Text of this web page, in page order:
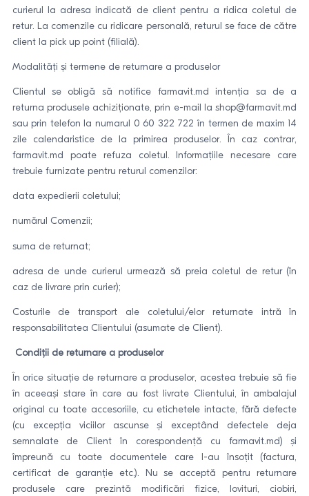
curierul la adresa indicată de client pentru a ridica coletul de
retur. La comenzile cu ridicare personală, returul se face de către
client la pick up point (filială).
Modalități și termene de returnare a produselor
Clientul se obligă să notifice farmavit.md intenția sa de a
returna produsele achiziționate, prin e-mail la shop@farmavit.md
sau prin telefon la numarul 0 60 322 722 în termen de maxim 14
zile calendaristice de la primirea produselor. În caz contrar,
farmavit.md poate refuza coletul. Informațiile necesare care
trebuie furnizate pentru returul comenzilor:
data expedierii coletului;
numărul Comenzii;
suma de returnat;
adresa de unde curierul urmează să preia coletul de retur (în
caz de livrare prin curier);
Costurile de transport ale coletului/elor returnate intră în
responsabilitatea Clientului (asumate de Client).
Condiții de returnare a produselor
În orice situație de returnare a produselor, acestea trebuie să fie
în aceeași stare în care au fost livrate Clientului, în ambalajul
original cu toate accesoriile, cu etichetele intacte, fără defecte
(cu excepția viciilor ascunse și exceptând defectele deja
semnalate de Client în corespondență cu farmavit.md) și
împreună cu toate documentele care l-au însoțit (factura,
certificat de garanție etc.). Nu se acceptă pentru returnare
produsele care prezintă modificări fizice, lovituri, ciobiri,